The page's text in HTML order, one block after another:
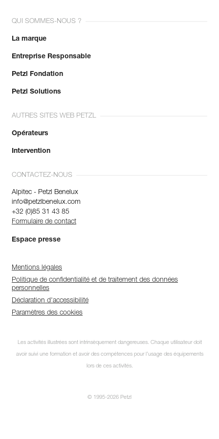
QUI SOMMES-NOUS ?
La marque
Entreprise Responsable
Petzl Fondation
Petzl Solutions
AUTRES SITES WEB PETZL
Opérateurs
Intervention
CONTACTEZ-NOUS
Alpitec - Petzl Benelux
info@petzlbenelux.com
+32 (0)85 31 43 85
Formulaire de contact
Espace presse
Mentions légales
Politique de confidentialité et de traitement des données
personnelles
Déclaration d'accessibilité
Paramètres des cookies
Les activités illustrées sont intrinsèquement dangereuses. Chaque utilisateur doit
avoir suivi une formation et avoir des compétences pour l’usage des équipements
lors de ces activités.
© 1995-2026 Petzl